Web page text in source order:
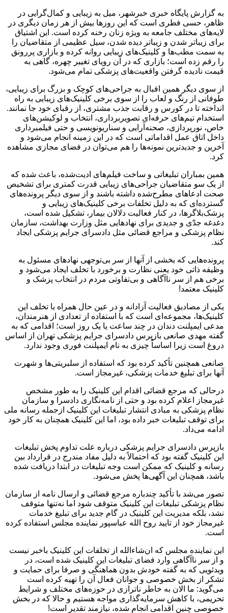
به گزارش پایگاه خبری خبرشهر، میل به زیبایی و کمال‌گرایی در
ظاهر، حسی فطری است که این روزها بیش از هر زمان دیگری در
لایه‌های مختلف جامعه به ویژه زنان رخنه کرده است. این اشتیاق
برای زیباتر شدن و زیباتر دیده شدن، سیل عظیمی از متقاضیان را
به سمت مطب‌ها و کلینیک‌های زیبایی روانه کرده و بازاری پررونق
را رقم زده است؛ بازاری که در آن رویای تغییر چهره، گاهی به
قیمت نادیده گرفتن واقعیت‌های پزشکی تمام می‌شود.
از سوی دیگر همین اقبال به جراحی‌های کوچک و بزرگ برای زیبایی،‌
طوفانی از رنگ و لعاب را از سوی برخی کلینیک‌های زیبایی به راه
انداخته تا در کورس و رقابت جذب مشتری، از رقبای خود جا نمانند.
استخدام تیم‌های حرفه‌ای تصویربرداری، انتخاب و لوکیشن‌های
خاص، نورپردازی، صحنه‌آرایی و سناریونویسی و حتی فیلمبرداری
داخل اتاق عمل اقداماتی است که در این زمینه انجام می‌شود و
آخرین و جدیدترین نمونه‌ها را هم می‌توان در فضای مجازی مشاهده
کرد.
همین بمباران تبلیغاتی و ساخت فیلم‌های ادیت‌شده، باعث شده که
از یک سو متقاضیان جراحی‌های زیبایی قدرت کمتری برای تشخیص
صحت ادعاهای مطرح‌شده داشته‌ باشند و از سوی دیگر پرونده‌های
گسترده‌ای که به دلیل تخلفات برخی کلینیک‌های زیبایی و
پزشک‌بلاگرها، در کنار فعالیت دلالان بیمار، تشکیل شده است،
دغدغه جدّی و جدیدی برای نهادهایی مثل وزارت بهداشت، سازمان
نظام پزشکی و مراجع قضائی مثل دادسرای جرایم پزشکی ایجاد
کند.
پرونده‌هایی که بخشی از آنها از سر بی‌توجهی نهادهای مسئول به
وظیفه ذاتی خود یعنی نظارت و برخورد با تخلف ایجاد می‌شود و
برخی هم از سر ناآگاهی و بی‌تفاوتی مردم در انتخاب پزشک و
کلینیک معتمد!
یکی از مصادیق فعالیت آزادانه و در عین حال همراه با تخلف این
کلینیک‌ها، مجموعه‌ای است که با استفاده از تعدادی از هنرمندان،
مدعی ایمپلنت دندان در چند ساعت یا یک روز است؛ اقدامی که به
گفته مهدی صانعی بازپرس دادسرای جرایم پزشکی تهران از اساس
دروغ است زیرا اساساً چیزی به نام ایمپلنت فوری وجود ندارد.
صانعی همچنین تأکید کرده بود که استفاده از سلبریتی‌ها و شهرت
آنها برای تبلیغ خدمات پزشکی، غیرمجاز است.
درحالی که مرجع قضائی اقدام این کلینیک را به طور مشخص
غیرمجاز اعلام کرده بود و حتی از نامه‌نگاری دادسرا و سازمان
نظام پزشکی به مبادی انتشار تبلیغات این کلینیک ازجمله رسانه ملی
برای توقف تبلیغات خبر داده بود، اما این کلینیک همچنان به کار خود
ادامه می‌داد.
بازپرس دادسرای جرایم پزشکی درباره علت تداوم پخش تبلیغات
این کلینیک گفته بود که احتمالاً به دلیل مفاد مندرج در قرارداد بین
رسانه و کلینیک که ممکن است وجه تبلیغات در ابتدا دریافت شده
باشد،‌ همچنان این آگهی‌ها پخش می‌شود.
تصور می‌شد با تأکید چندباره مرجع قضائی و ارسال نامه از سازمان
نظام پزشکی تبلیغات این کلینیک متوقف شود اما نه‌تنها متوقف
نشد، بلکه مدیریت این کلینیک در گام جدید برای تبلیغ خدمات
غیرمجاز خود از تایید روح الله عباسپور نماینده مجلس استفاده کرده
است.
این نماینده مجلس که ان‌شاء‌الله از تخلفات این کلینیک باخبر نیست
و از سر ناآگاهی وارد فضای تبلیغات این کلینیک شده است، در
ویدئویی که به گفته خودش بدون هماهنگی و صرفا برای حمایت و
تشکر از بخش خصوصی و جوانان فعال آن را تهیه کرده است
می‌گوید: ما الان به خاطر ناترازی در حوزه‌های مختلف و شرایط
تحریمی، با کاهش سرمایه‌‌گذاری مواجه هستیم و حالا که در بخش
خصوصی چنین اقدامی انجام شده، نیازمند تقدیر است!